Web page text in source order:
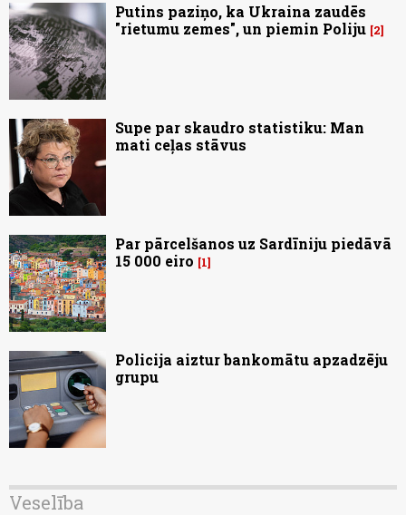
Putins paziņo, ka Ukraina zaudēs
"rietumu zemes", un piemin Poliju 2
Supe par skaudro statistiku: Man
mati ceļas stāvus
Par pārcelšanos uz Sardīniju piedāvā
15 000 eiro
1
Policija aiztur bankomātu apzadzēju
grupu
Veselība